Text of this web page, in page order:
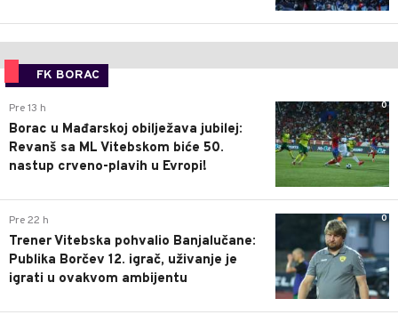
FK BORAC
0
Pre 13 h
Borac u Mađarskoj obilježava jubilej:
Revanš sa ML Vitebskom biće 50.
nastup crveno-plavih u Evropi!
0
Pre 22 h
Trener Vitebska pohvalio Banjalučane:
Publika Borčev 12. igrač, uživanje je
igrati u ovakvom ambijentu